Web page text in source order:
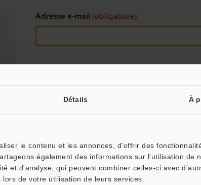
Détails À
le contenu et les annonces, d'offrir des
également des informations sur l'utilisation de
et d'analyse, qui peuvent combiner celles-ci avec
de votre utilisation de leurs services.
Adresse e-mail (obligatoire)
Confidentialité